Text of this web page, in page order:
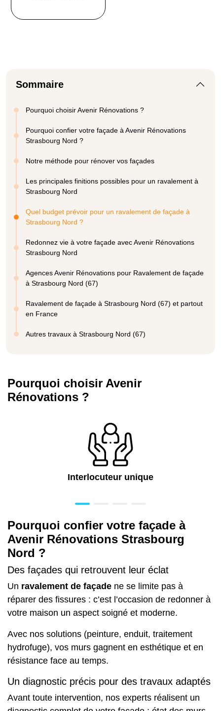
Sommaire
Pourquoi choisir Avenir Rénovations ?
Pourquoi confier votre façade à Avenir Rénovations
Strasbourg Nord ?
Notre méthode pour rénover vos façades
Les principales finitions possibles pour un ravalement à
Strasbourg Nord
Quel budget prévoir pour un ravalement de façade à
Strasbourg Nord ?
Redonnez vie à votre façade avec Avenir Rénovations
Strasbourg Nord
Agences Avenir Rénovations pour Ravalement de façade
à Strasbourg Nord (67)
Ravalement de façade à Strasbourg Nord (67) et partout
en France
Autres travaux à Strasbourg Nord (67)
Pourquoi choisir Avenir
Rénovations ?
Interlocuteur unique
Pourquoi confier votre façade à
Avenir Rénovations Strasbourg
Nord ?
Des façades qui retrouvent leur éclat
Un ravalement de façade ne se limite pas à
réparer des fissures : c’est l’occasion de redonner à
votre maison un aspect soigné et moderne.
Avec nos solutions (peinture, enduit, traitement
hydrofuge), vos murs gagnent en esthétique et en
résistance face au temps.
Un diagnostic précis pour des travaux adaptés
Avant toute intervention, nos experts réalisent un